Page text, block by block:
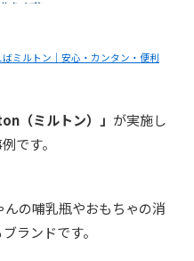
ミルトン｜安心・カンタン・便利
（ミルトン）」 が実施し
です。
の哺乳瓶やおもちゃの消
ランドです。